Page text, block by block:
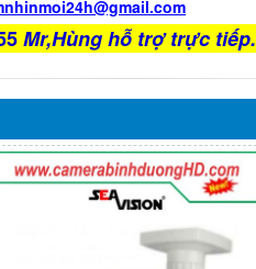
Mr,Hùng hỗ trợ trực tiếp.